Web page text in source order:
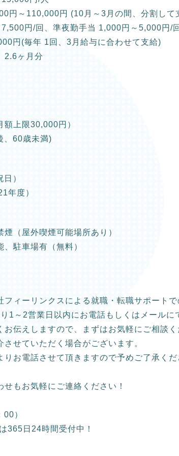
円～110,000円 (10月～3月の間、分割して
円/回、準夜勤手当 1,000円～5,000円/回
円(毎年 1回、3月給与に合わせて支給)
2.6ヶ月分
上限30,000円）
、60歳未満)
）
年度）
煙（屋外喫煙可能場所あり）
駐車場有（無料）
フィーリンクスによる就職・転職サポートで
1～2営業日以内にお電話もしくはメールに
伝えしますので、まずはお気軽にご相談く
せていただく場合がございます。
お電話させて頂きますので予めご了承くだ
もお気軽にご連絡ください！
）
365日24時間受付中！